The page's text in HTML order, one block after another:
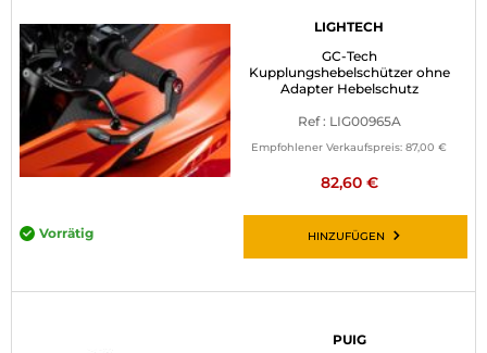
LIGHTECH
GC-Tech
Kupplungshebelschützer ohne
Adapter Hebelschutz
Ref : LIG00965A
Empfohlener Verkaufspreis: 87,00 €
82,60 €
Vorrätig HINZUFÜGEN
PUIG